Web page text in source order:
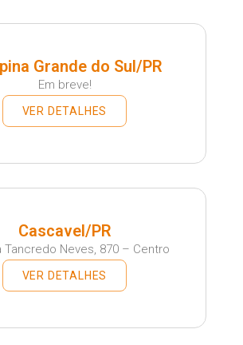
Grande do Sul/PR
Em breve!
VER DETALHES
Cascavel/PR
Tancredo Neves, 870 – Centro
VER DETALHES